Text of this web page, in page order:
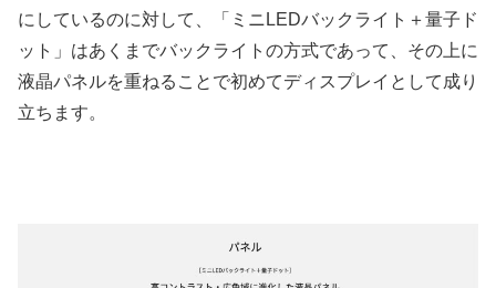
にしているのに対して、「ミニLEDバックライト＋量子ド
ット」はあくまでバックライトの方式であって、その上に
液晶パネルを重ねることで初めてディスプレイとして成り
立ちます。